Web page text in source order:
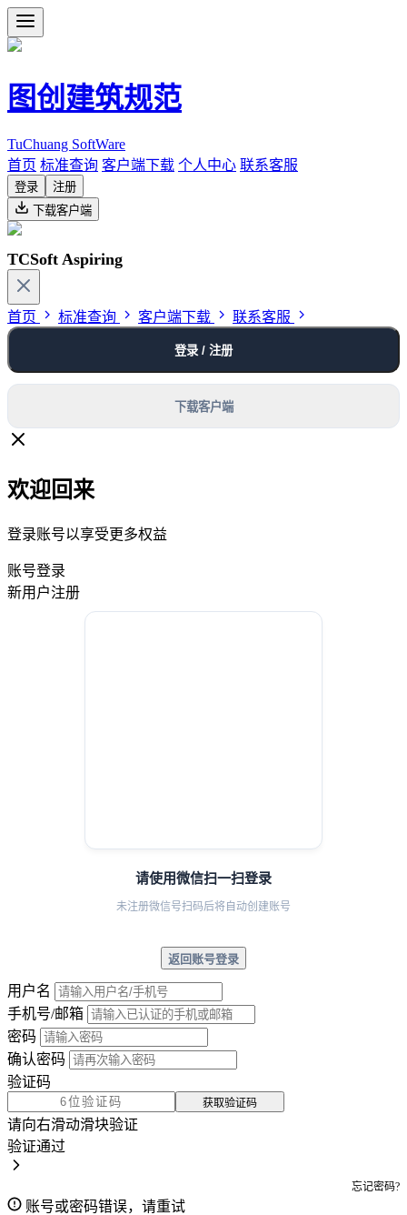
图创建筑规范
TuChuang SoftWare
首页 标准查询 客户端下载 个人中心 联系客服
登录
注册
下载客户端
TCSoft Aspiring
首页 标准查询 客户端下载 联系客服
登录 / 注册
下载客户端
欢迎回来
登录账号以享受更多权益
账号登录
新用户注册
请使用微信扫一扫登录
未注册微信号扫码后将自动创建账号
返回账号登录
用户名
手机号/邮箱
密码
确认密码
验证码
获取验证码
请向右滑动滑块验证
验证通过
忘记密码?
账号或密码错误，请重试